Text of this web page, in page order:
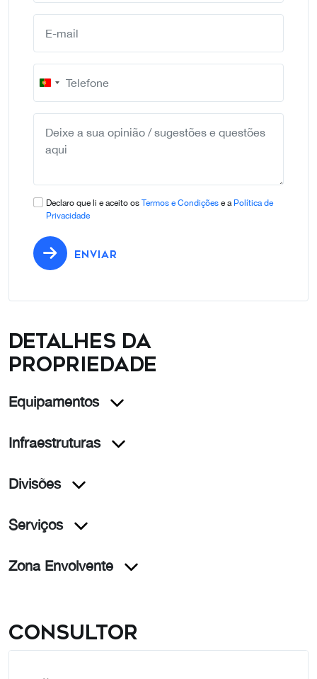
Portugal
+351
Declaro que li e aceito os Termos e Condições e a Política de
Privacidade
ENVIAR
Detalhes da
propriedade
Equipamentos
Infraestruturas
Divisões
Serviços
Zona Envolvente
Consultor